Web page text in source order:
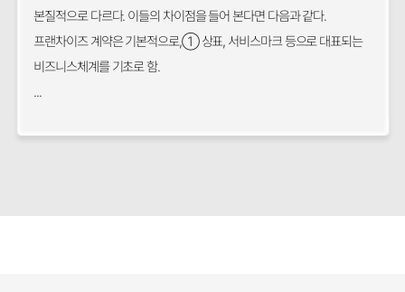
본질적으로 다르다. 이들의 차이점을 들어 본다면 다음과 같다.
프랜차이즈 계약은 기본적으로,① 상표, 서비스마크 등으로 대표되는
비즈니스체계를 기초로 함.
...